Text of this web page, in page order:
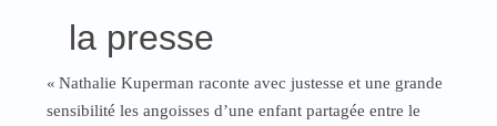
la presse
« Nathalie Kuperman raconte avec justesse et une grande
sensibilité les angoisses d’une enfant partagée entre le